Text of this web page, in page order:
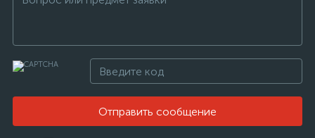
Отправить сообщение